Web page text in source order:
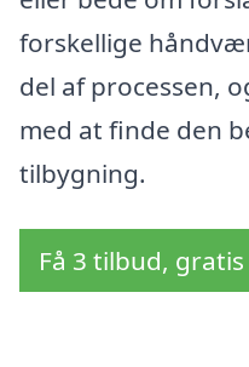
forskellige
del af processen,
med at finde den
tilbygning.
Få 3 tilbud,